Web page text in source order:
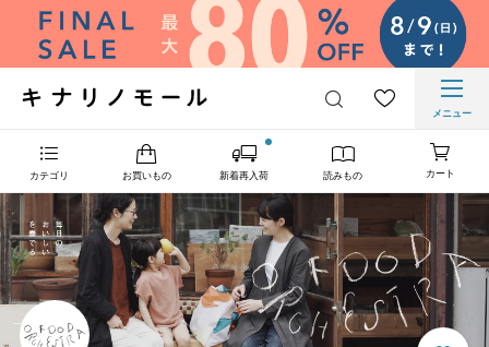
メニュー
カテゴリ お買いもの 新着再入荷 読みもの カート